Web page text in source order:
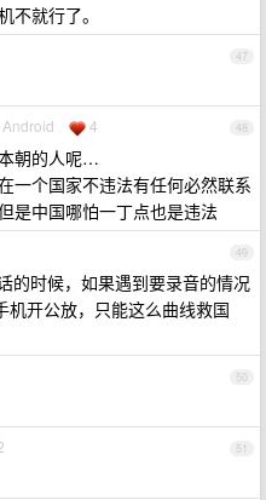
不就行了。
47
48
4
朝的人呢…
一个国家不违法有任何必然联系
是中国哪怕一丁点也是违法
49
的时候，如果遇到要录音的情况
开公放，只能这么曲线救国
50
51